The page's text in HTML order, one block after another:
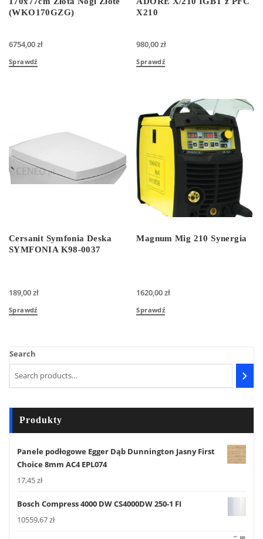
(WKO170GZG)
6754,00zł
Sprawdź
X210
980,00zł
Sprawdź
Cersanit Symfonia Deska
SYMFONIA K98-0037
189,00zł
Sprawdź
Magnum Mig 210 Synergia
1620,00zł
Sprawdź
Search
Produkty
Panele podłogowe Egger Dąb Dunnington Jasny First
Choice 8mm AC4 EPL074
17,45zł
Bosch Compress 4000 DW CS4000DW 250-1 FI
10559,67zł